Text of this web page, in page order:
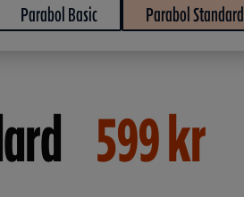
Parabol Basic Parabol Standard
599kr